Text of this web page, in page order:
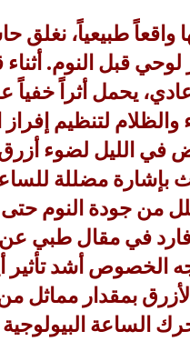
واقعاً طبيعياً، نغلق
لوحي قبل النوم.
يحمل أثراً خفياً
لتنظيم إفراز
في الليل لضوء
بإشارة مضللة
من جودة النوم
في مقال طبي عن
الخصوص أشد
بمقدار
الساعة